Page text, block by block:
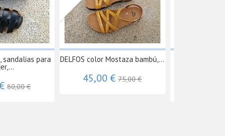
sandalias para
80,00 €
DELFOS color Mostaza bambú,...
45,00 €75,00 €